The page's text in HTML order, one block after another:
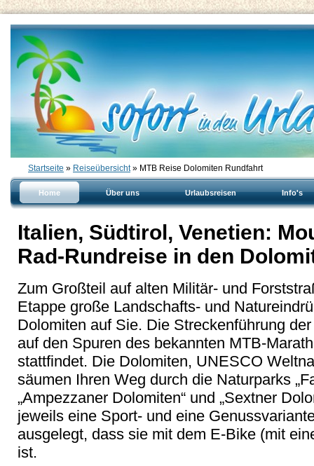
Startseite » Reiseübersicht» MTB Reise Dolomiten Rundfahrt
Home Über uns Urlaubsreisen Info's
Italien, Südtirol, Venetien:
Rad-Rundreise in den
Zum Großteil auf alten Militär- und
Etappe große Landschafts- und
Dolomiten auf Sie. Die Streckenführung
auf den Spuren des bekannten MTB-
stattfindet. Die Dolomiten, UNESCO
säumen Ihren Weg durch die Naturparks
„Ampezzaner Dolomiten“ und „Sextner
jeweils eine Sport- und eine
ausgelegt, dass sie mit dem E-Bike (mit
ist.